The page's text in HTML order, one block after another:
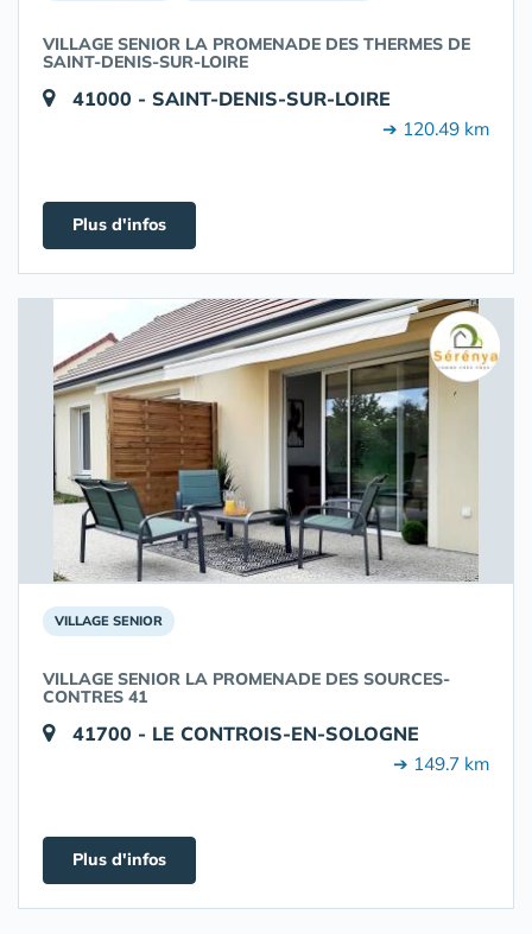
VILLAGE SENIOR LA PROMENADE DES THERMES DE
SAINT-DENIS-SUR-LOIRE
41000 - SAINT-DENIS-SUR-LOIRE
➔ 120.49 km
Plus d'infos
VILLAGE SENIOR
VILLAGE SENIOR LA PROMENADE DES SOURCES-
CONTRES 41
41700 - LE CONTROIS-EN-SOLOGNE
➔ 149.7 km
Plus d'infos